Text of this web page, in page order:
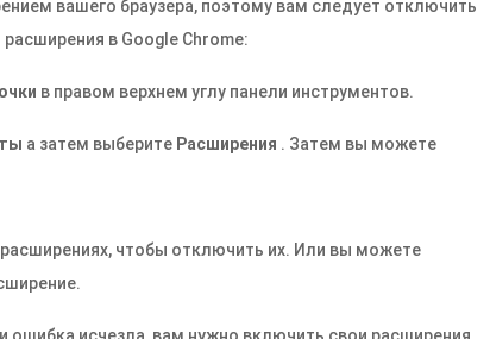
вашего браузера, поэтому вам следует отключить
в Google Chrome:
в правом верхнем углу панели инструментов.
а затем выберите Расширения . Затем вы можете
чтобы отключить их. Или вы можете